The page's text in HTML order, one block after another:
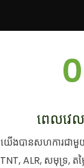
ពេលវេល
យើងបានសហការជាមួ
TNT, ALR, សមុទ្រ,